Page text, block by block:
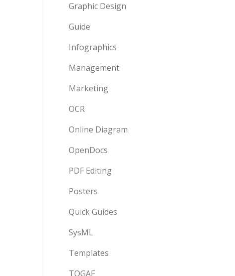
Graphic Design
Guide
Infographics
Management
Marketing
OCR
Online Diagram
OpenDocs
PDF Editing
Posters
Quick Guides
SysML
Templates
TOGAF